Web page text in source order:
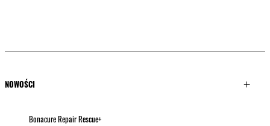
NOWOŚCI
Bonacure Repair Rescue+